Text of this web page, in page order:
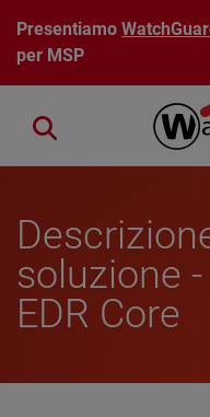
Salta al contenuto
Presentiamo
per MSP
Close search
soluzione
EDR Core